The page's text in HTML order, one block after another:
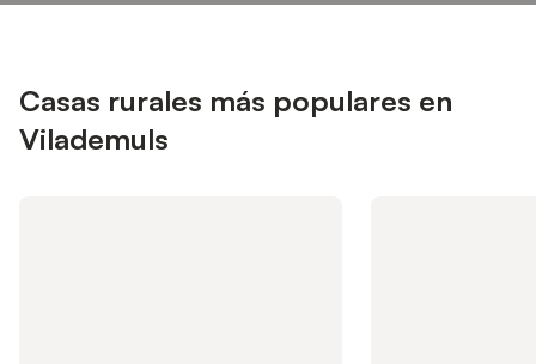
Casas rurales más populares en
Vilademuls